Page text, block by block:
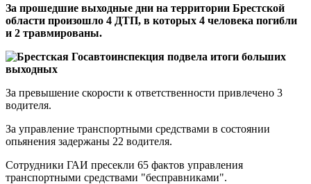
За прошедшие выходные дни на территории Брестской
области произошло 4 ДТП, в которых 4 человека погибли
и 2 травмированы.
За превышение скорости к ответственности привлечено 3
водителя.
За управление транспортными средствами в состоянии
опьянения задержаны 22 водителя.
Сотрудники ГАИ пресекли 65 фактов управления
транспортными средствами "бесправниками".